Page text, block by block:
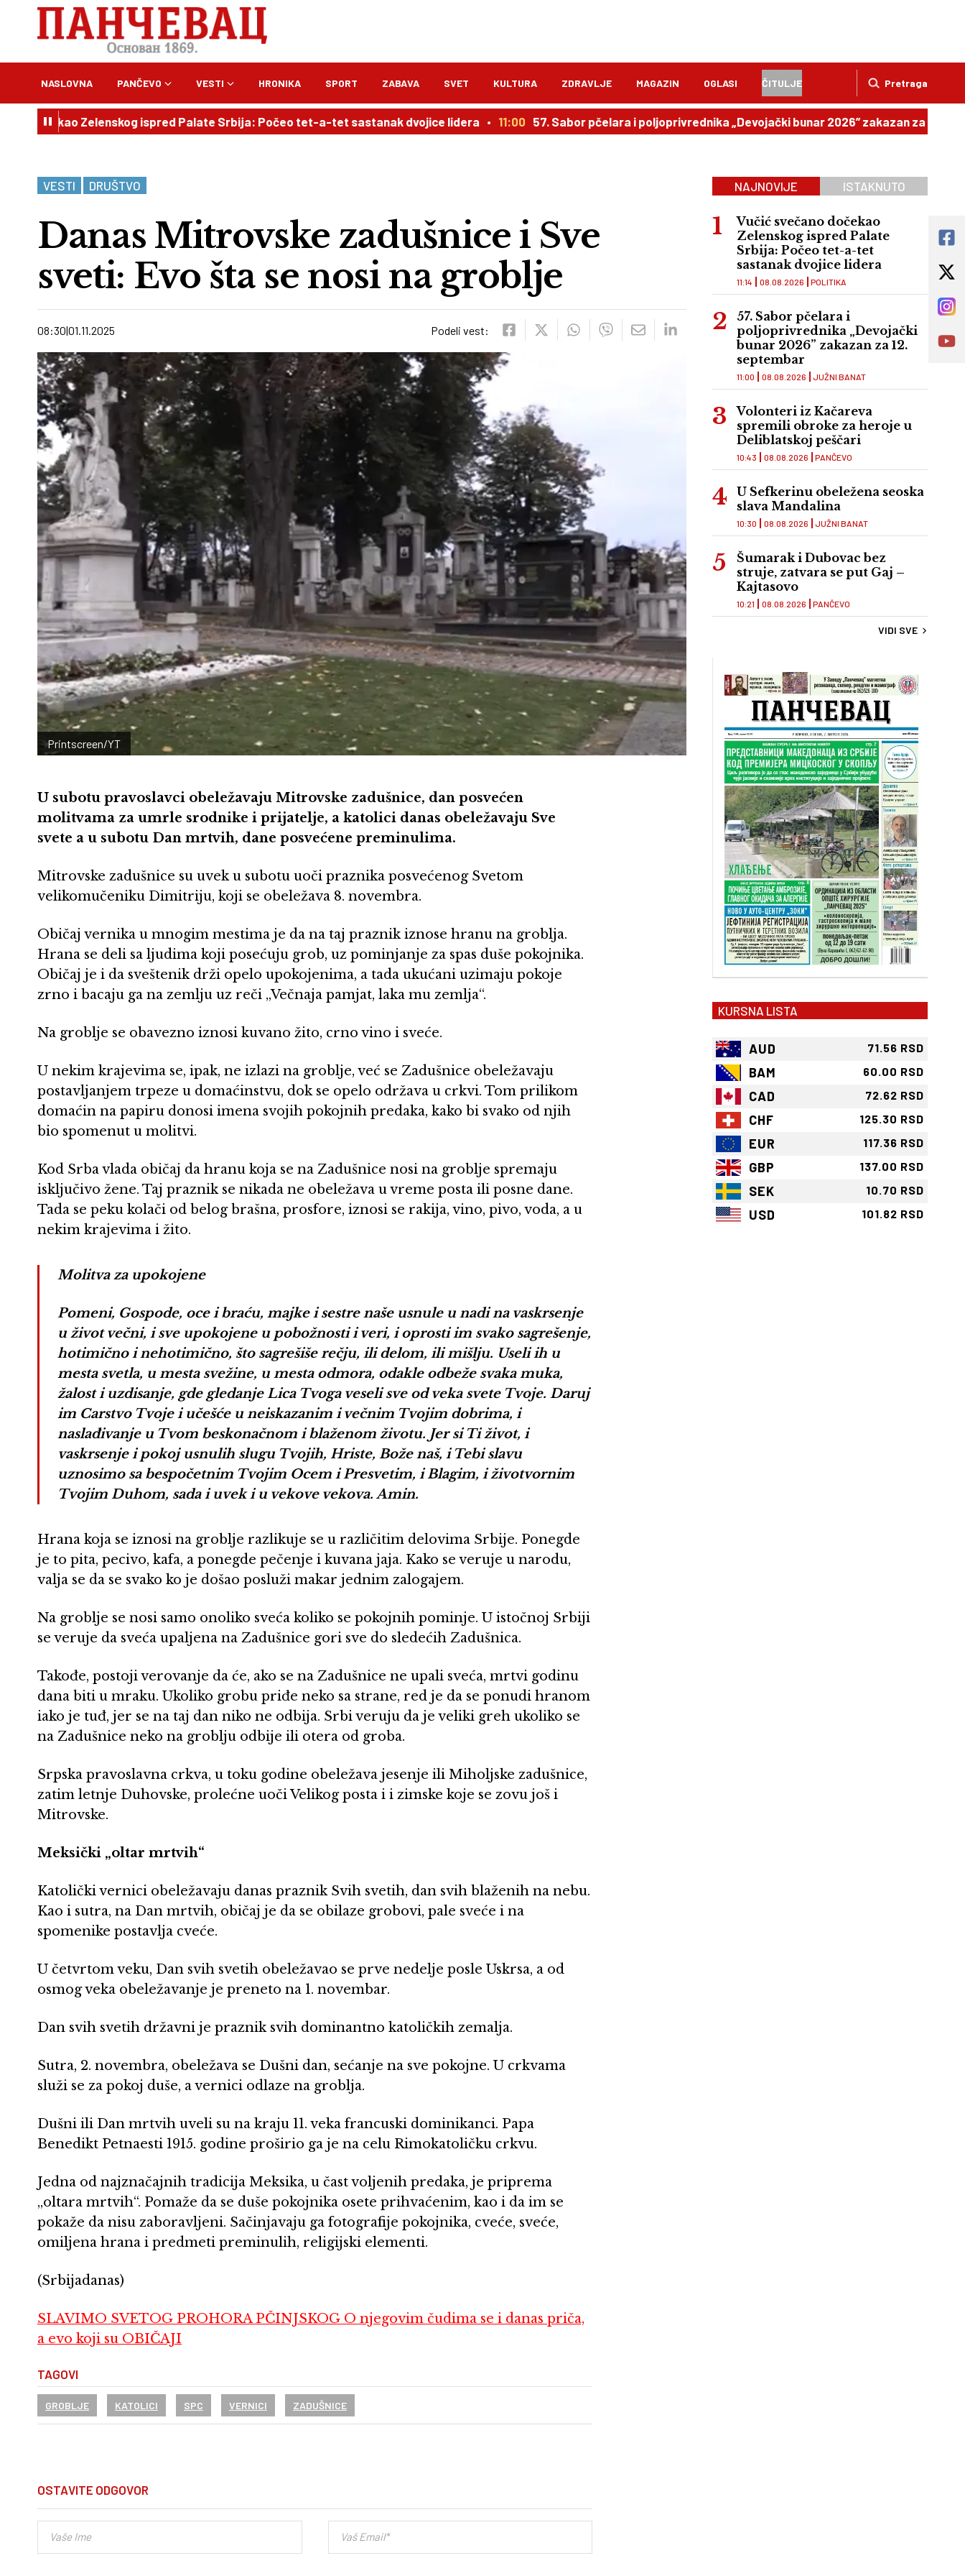
Pretraga
NASLOVNA PANČEVO VESTI HRONIKA SPORT ZABAVA SVET KULTURA ZDRAVLJE MAGAZIN OGLASI ČITULJE
Zelenskog ispred Palate Srbija: Počeo tet-a-tet sastanak dvojice lidera 11:00 57. Sabor pčelara i poljoprivrednika „Devojački bunar 2026” zakazan za 12. septembar
VESTI DRUŠTVO
Danas Mitrovske zadušnice i Sve
sveti: Evo šta se nosi na groblje
08:30 01.11.2025 Podeli vest:
Printscreen/YT
U subotu pravoslavci obeležavaju Mitrovske zadušnice, dan posvećen
molitvama za umrle srodnike i prijatelje, a katolici danas obeležavaju Sve
svete a u subotu Dan mrtvih, dane posvećene preminulima.
Mitrovske zadušnice su uvek u subotu uoči praznika posvećenog Svetom
velikomučeniku Dimitriju, koji se obeležava 8. novembra.
Običaj vernika u mnogim mestima je da na taj praznik iznose hranu na groblja.
Hrana se deli sa ljudima koji posećuju grob, uz pominjanje za spas duše pokojnika.
Običaj je i da sveštenik drži opelo upokojenima, a tada ukućani uzimaju pokoje
zrno i bacaju ga na zemlju uz reči „Večnaja pamjat, laka mu zemlja“.
Na groblje se obavezno iznosi kuvano žito, crno vino i sveće.
U nekim krajevima se, ipak, ne izlazi na groblje, već se Zadušnice obeležavaju
postavljanjem trpeze u domaćinstvu, dok se opelo održava u crkvi. Tom prilikom
domaćin na papiru donosi imena svojih pokojnih predaka, kako bi svako od njih
bio spomenut u molitvi.
Kod Srba vlada običaj da hranu koja se na Zadušnice nosi na groblje spremaju
isključivo žene. Taj praznik se nikada ne obeležava u vreme posta ili posne dane.
Tada se peku kolači od belog brašna, prosfore, iznosi se rakija, vino, pivo, voda, a u
nekim krajevima i žito.
Molitva za upokojene
Pomeni, Gospode, oce i braću, majke i sestre naše usnule u nadi na vaskrsenje
u život večni, i sve upokojene u pobožnosti i veri, i oprosti im svako sagrešenje,
hotimično i nehotimično, što sagrešiše rečju, ili delom, ili mišlju. Useli ih u
mesta svetla, u mesta svežine, u mesta odmora, odakle odbeže svaka muka,
žalost i uzdisanje, gde gledanje Lica Tvoga veseli sve od veka svete Tvoje. Daruj
im Carstvo Tvoje i učešće u neiskazanim i večnim Tvojim dobrima, i
naslađivanje u Tvom beskonačnom i blaženom životu. Jer si Ti život, i
vaskrsenje i pokoj usnulih slugu Tvojih, Hriste, Bože naš, i Tebi slavu
uznosimo sa bespočetnim Tvojim Ocem i Presvetim, i Blagim, i životvornim
Tvojim Duhom, sada i uvek i u vekove vekova. Amin.
Hrana koja se iznosi na groblje razlikuje se u različitim delovima Srbije. Ponegde
je to pita, pecivo, kafa, a ponegde pečenje i kuvana jaja. Kako se veruje u narodu,
valja se da se svako ko je došao posluži makar jednim zalogajem.
Na groblje se nosi samo onoliko sveća koliko se pokojnih pominje. U istočnoj Srbiji
se veruje da sveća upaljena na Zadušnice gori sve do sledećih Zadušnica.
Takođe, postoji verovanje da će, ako se na Zadušnice ne upali sveća, mrtvi godinu
dana biti u mraku. Ukoliko grobu priđe neko sa strane, red je da se ponudi hranom
iako je tuđ, jer se na taj dan niko ne odbija. Srbi veruju da je veliki greh ukoliko se
na Zadušnice neko na groblju odbije ili otera od groba.
Srpska pravoslavna crkva, u toku godine obeležava jesenje ili Miholjske zadušnice,
zatim letnje Duhovske, prolećne uoči Velikog posta i i zimske koje se zovu još i
Mitrovske.
Meksički „oltar mrtvih“
Katolički vernici obeležavaju danas praznik Svih svetih, dan svih blaženih na nebu.
Kao i sutra, na Dan mrtvih, običaj je da se obilaze grobovi, pale sveće i na
spomenike postavlja cveće.
U četvrtom veku, Dan svih svetih obeležavao se prve nedelje posle Uskrsa, a od
osmog veka obeležavanje je preneto na 1. novembar.
Dan svih svetih državni je praznik svih dominantno katoličkih zemalja.
Sutra, 2. novembra, obeležava se Dušni dan, sećanje na sve pokojne. U crkvama
služi se za pokoj duše, a vernici odlaze na groblja.
Dušni ili Dan mrtvih uveli su na kraju 11. veka francuski dominikanci. Papa
Benedikt Petnaesti 1915. godine proširio ga je na celu Rimokatoličku crkvu.
Jedna od najznačajnih tradicija Meksika, u čast voljenih predaka, je priprema
„oltara mrtvih“. Pomaže da se duše pokojnika osete prihvaćenim, kao i da im se
pokaže da nisu zaboravljeni. Sačinjavaju ga fotografije pokojnika, cveće, sveće,
omiljena hrana i predmeti preminulih, religijski elementi.
(Srbijadanas)
SLAVIMO SVETOG PROHORA PČINJSKOG O njegovim čudima se i danas priča,
a evo koji su OBIČAJI
TAGOVI
GROBLJE KATOLICI SPC VERNICI ZADUŠNICE
OSTAVITE ODGOVOR
NAJNOVIJE ISTAKNUTO
Vučić svečano dočekao
Zelenskog ispred Palate
Srbija: Počeo tet-a-tet
sastanak dvojice lidera
POLITIKA
11:14 08.08.2026
57. Sabor pčelara i
poljoprivrednika „Devojački
bunar 2026” zakazan za 12.
septembar
JUŽNI BANAT
11:00 08.08.2026
Volonteri iz Kačareva
spremili obroke za heroje u
Deliblatskoj peščari
PANČEVO
10:43 08.08.2026
U Sefkerinu obeležena seoska
slava Mandalina
JUŽNI BANAT
10:30 08.08.2026
Šumarak i Dubovac bez
struje, zatvara se put Gaj –
Kajtasovo
PANČEVO
10:21 08.08.2026
VIDI SVE
KURSNA LISTA
AUD 71.56 RSD
BAM 60.00 RSD
CAD 72.62 RSD
CHF 125.30 RSD
EUR 117.36 RSD
GBP 137.00 RSD
SEK 10.70 RSD
USD 101.82 RSD